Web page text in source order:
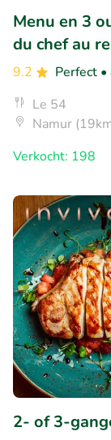
Menu en 3
du chef au
9.2 Perfect
Le 54
Namur
Verkocht: 198
2- of 3-